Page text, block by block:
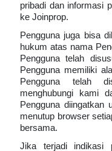
pribadi dan informasi
ke Joinprop.
Pengguna juga bisa
hukum atas nama
Pengguna telah
Pengguna memiliki
Pengguna telah
menghubungi kami
Pengguna
menutup browser
bersama.
Jika terjadi indikasi